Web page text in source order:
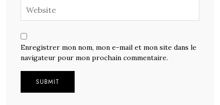
Enregistrer mon nom, mon e-mail et mon site dans le
navigateur pour mon prochain commentaire.